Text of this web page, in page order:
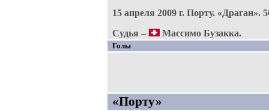
15 апреля 2009 г. Порту. «Драган».
Судья –
Массимо Бузакка.
Голы
«Порту»